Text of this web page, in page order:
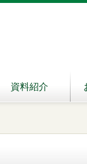
資料紹介